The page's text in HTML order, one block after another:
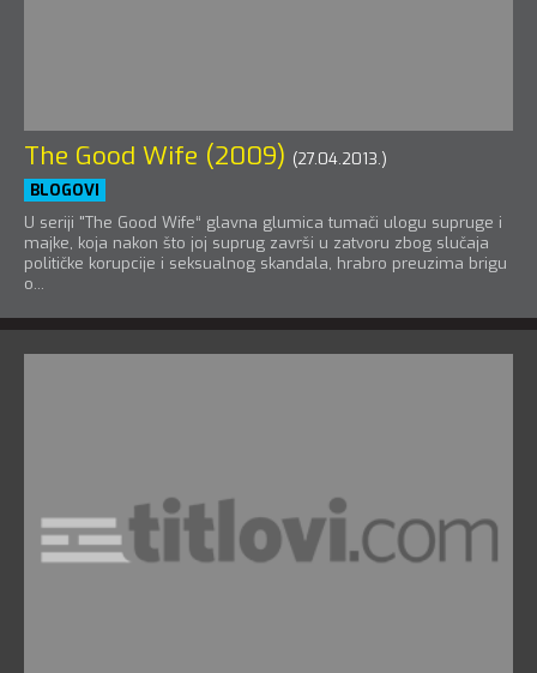
The Good Wife (2009) (27.04.2013.)
BLOGOVI
U seriji "The Good Wife“ glavna glumica tumači ulogu supruge i
majke, koja nakon što joj suprug završi u zatvoru zbog slučaja
političke korupcije i seksualnog skandala, hrabro preuzima brigu
o...